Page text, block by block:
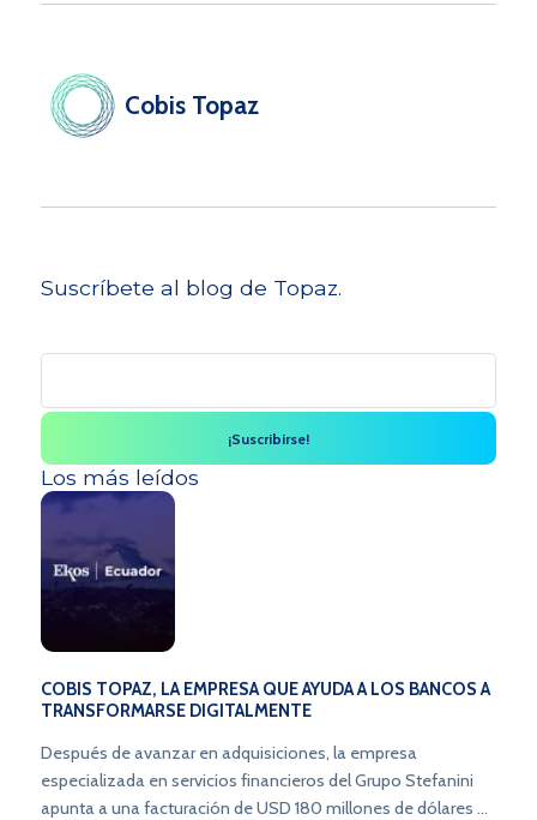
Cobis Topaz
Suscríbete al blog de Topaz.
Los más leídos
COBIS TOPAZ, LA EMPRESA QUE AYUDA A LOS BANCOS A
TRANSFORMARSE DIGITALMENTE
Después de avanzar en adquisiciones, la empresa
especializada en servicios financieros del Grupo Stefanini
apunta a una facturación de USD 180 millones de dólares en